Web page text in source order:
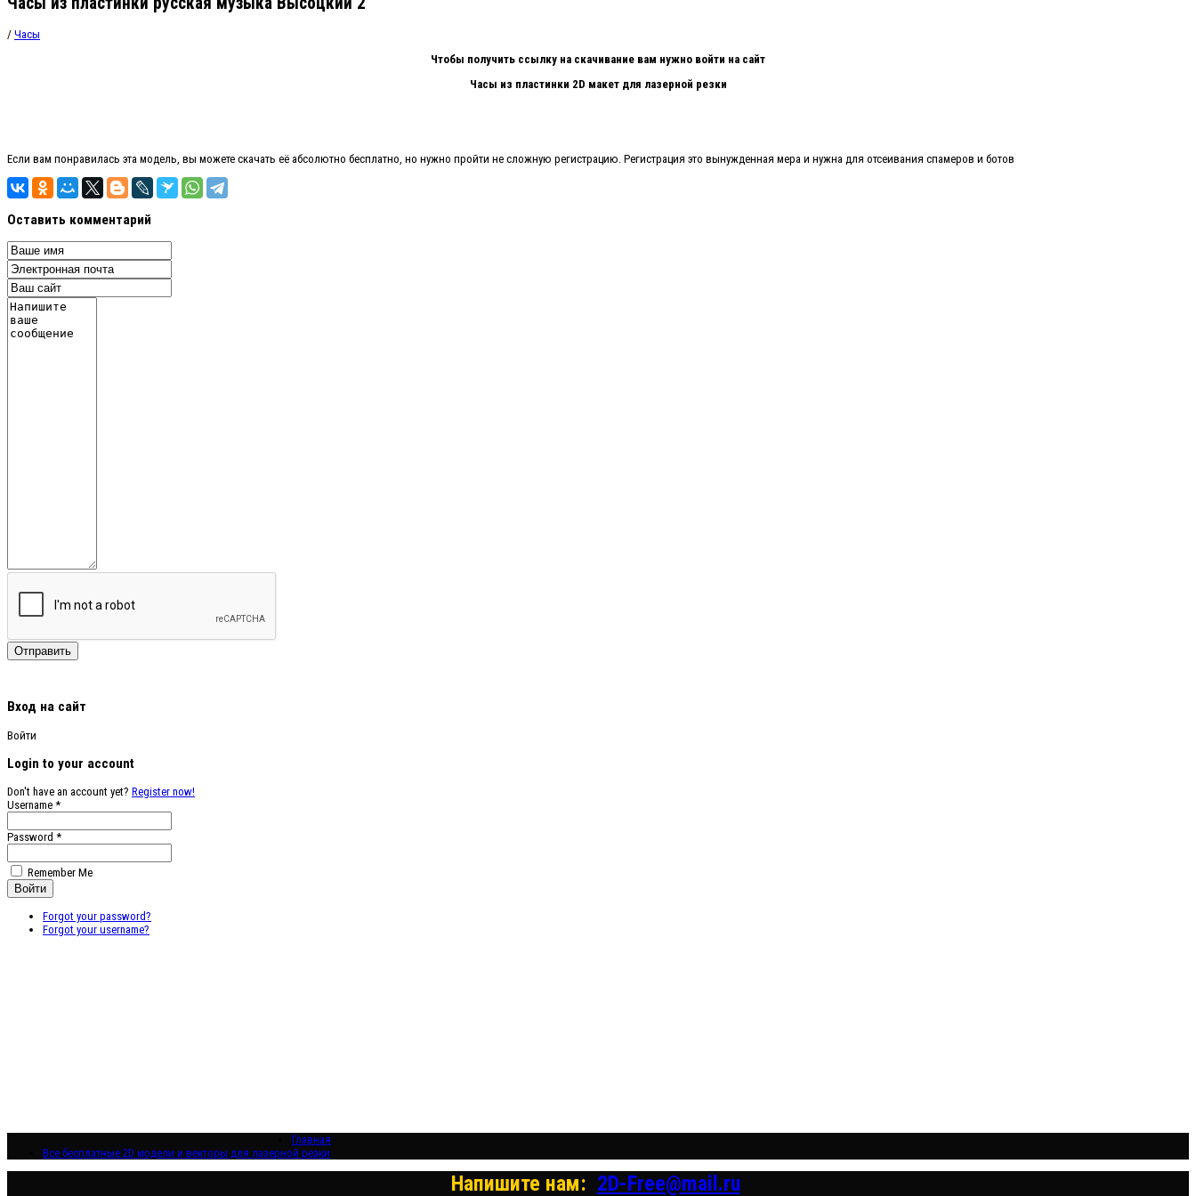
/ Часы
Чтобы получить ссылку на скачивание вам нужно войти на сайт
Часы из пластинки 2D макет для лазерной резки
Если вам понравилась эта модель, вы можете скачать её абсолютно бесплатно, но нужно пройти не сложную регистрацию. Регистрация это вынужденная мера и нужна для отсеивания спамеров и ботов
Оставить комментарий
Вход на сайт
Войти
Login to your account
Don't have an account yet? Register now!
Username *
Password *
Remember Me
Forgot your password?
Forgot your username?
Главная
Все бесплатные 2D модели и векторы для лазерной резки
Напишите нам: 2D-Free@mail.ru